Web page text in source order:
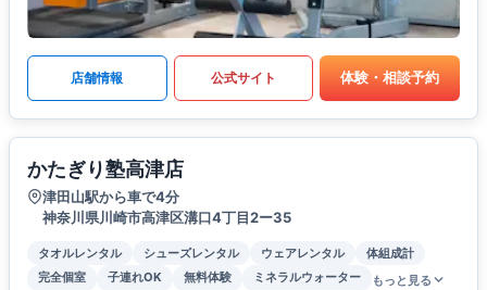
店舗情報 公式サイト 体験・相談予約
かたぎり塾高津店
津田山駅から車で4分
神奈川県川崎市高津区溝口4丁目2ー35
タオルレンタル シューズレンタル ウェアレンタル
体組成計
完全個室
子連れOK 無料体験 ミネラルウォーター もっと見る